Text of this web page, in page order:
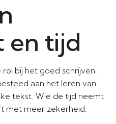
en tijd
bij het goed schrijven.
aan het leren van
tekst. Wie de tijd neemt
met meer zekerheid.